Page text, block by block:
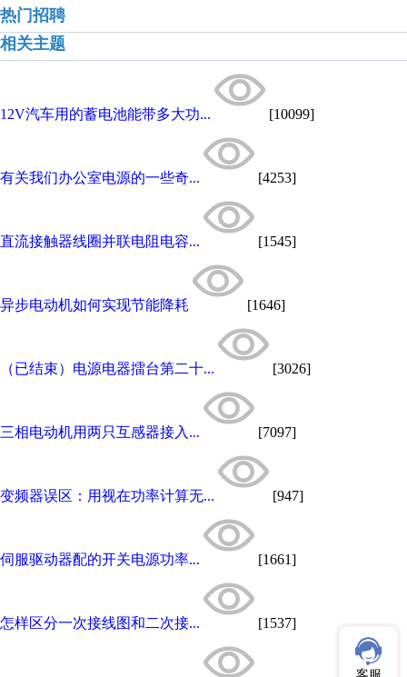
热门招聘
相关主题
12V汽车用的蓄电池能带多大功... [10099]
有关我们办公室电源的一些奇... [4253]
直流接触器线圈并联电阻电容... [1545]
异步电动机如何实现节能降耗 [1646]
（已结束）电源电器擂台第二十... [3026]
三相电动机用两只互感器接入... [7097]
变频器误区：用视在功率计算无... [947]
伺服驱动器配的开关电源功率... [1661]
怎样区分一次接线图和二次接... [1537]